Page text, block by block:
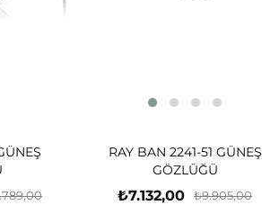
RAY BAN 2241-51 GÜNEŞ
GÖZLÜĞÜ
₺7.132,00 ₺9.905,00